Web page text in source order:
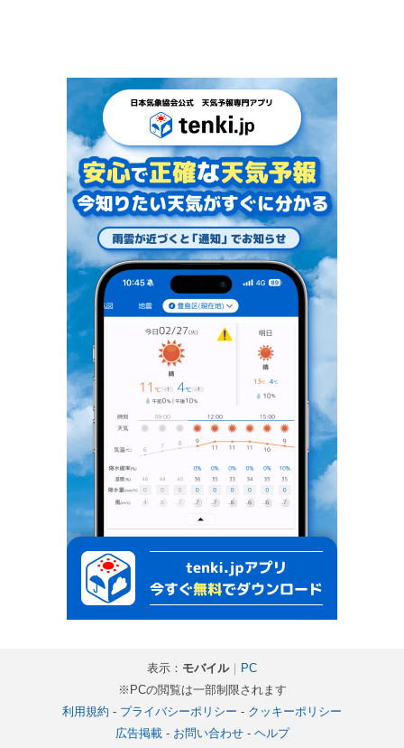
表示： モバイル｜
PC
※PCの閲覧は一部制限されます
利用規約 - プライバシーポリシー - クッキーポリシー
広告掲載- お問い合わせ- ヘルプ